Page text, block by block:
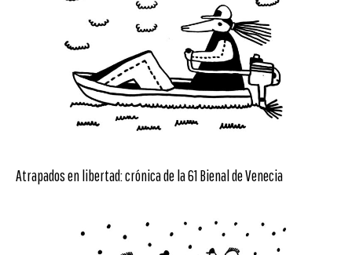
Atrapados en libertad: crónica de la 61 Bienal de Venecia